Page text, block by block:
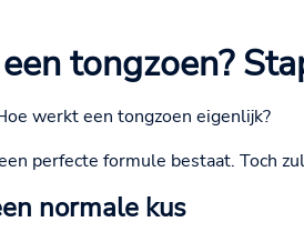
tongzoen?
werkt een tongzoen eigenlijk?
perfecte formule bestaat. Toch
normale kus